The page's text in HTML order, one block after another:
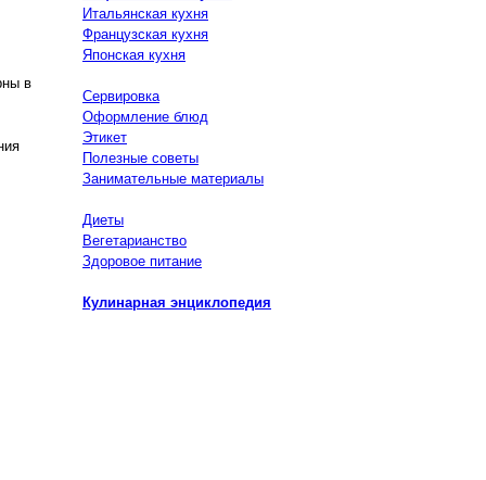
в
Итальянская кухня
Французская кухня
Японская кухня
Сервировка
Оформление блюд
Этикет
Полезные советы
Занимательные материалы
Диеты
Вегетарианство
Здоровое питание
Кулинарная энциклопедия